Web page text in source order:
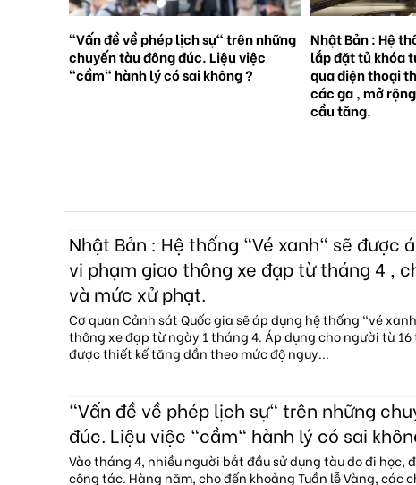
Nhật Bản : Hệ thống tàu điện ngầm
lắp đặt tủ khóa tự động đặt trước
qua điện thoại thông minh tại tất cả
Nhật Bản : 65%
sinh con, lần
giới [Sách
Nhật Bản : Hệ thống "Vé xanh" sẽ được
vi phạm giao thông xe đạp từ tháng 4 ,
và mức xử phạt.
Cơ quan Cảnh sát Quốc gia sẽ áp dụng hệ thống "vé
thông xe đạp từ ngày 1 tháng 4. Áp dụng cho người từ
được thiết kế tăng dần theo mức độ nguy...
"Vấn đề về phép lịch sự" trên những
đúc. Liệu việc "cầm" hành lý có sai
Vào tháng 4, nhiều người bắt đầu sử dụng tàu do đi học,
công tác. Hàng năm, cho đến khoảng Tuần lễ Vàng, các